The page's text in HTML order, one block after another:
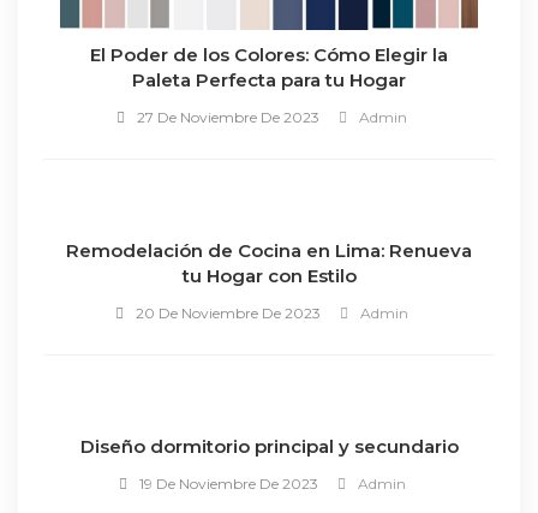
El Poder de los Colores: Cómo Elegir la
Paleta Perfecta para tu Hogar
27 De Noviembre De 2023 Admin
Remodelación de Cocina en Lima: Renueva
tu Hogar con Estilo
20 De Noviembre De 2023 Admin
Diseño dormitorio principal y secundario
19 De Noviembre De 2023 Admin